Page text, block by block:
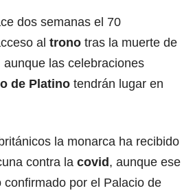
dos semanas el 70
al trono tras la muerte de
las celebraciones
de Platino tendrán lugar en
la monarca ha recibido
contra la covid, aunque ese
confirmado por el Palacio de